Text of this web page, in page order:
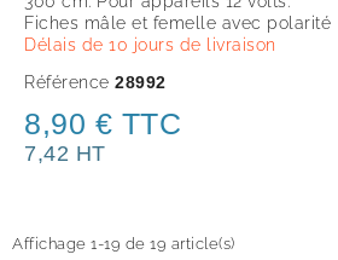
Fiches mâle et femelle avec polarité
Délais de 10 jours de livraison
Référence 28992
8,90 € TTC
7,42 HT
Affichage 1-19 de 19 article(s)